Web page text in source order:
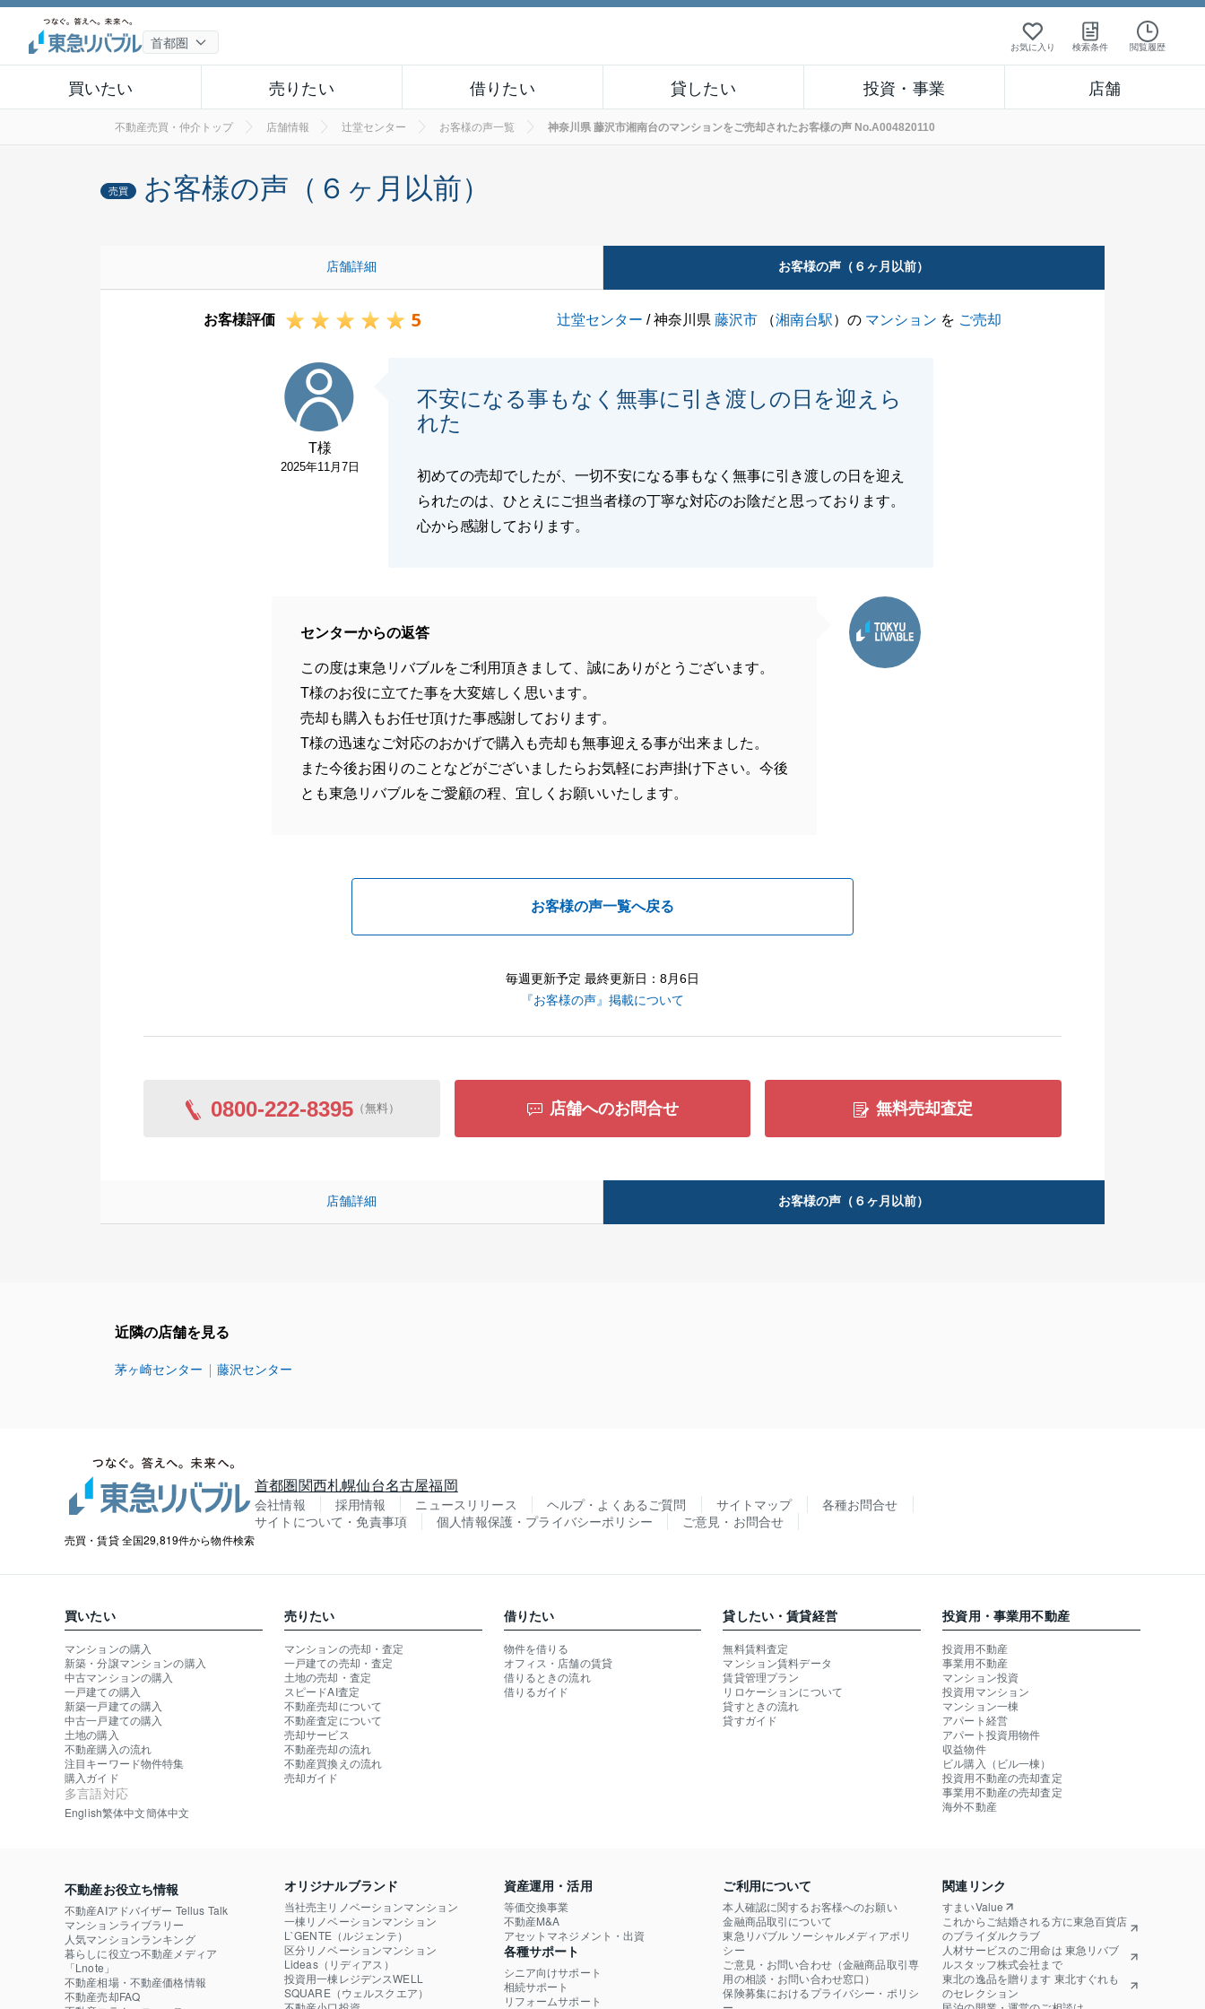
お気に入り 検索条件 閲覧履歴
買いたい 売りたい 借りたい 貸したい 投資・事業 店舗
不動産売買・仲介トップ 店舗情報 辻堂センター お客様の声一覧 神奈川県 藤沢市湘南台のマンションをご売却されたお客様の声 No.A004820110
売買 お客様の声（６ヶ月以前）
店舗詳細 お客様の声（６ヶ月以前）
お客様評価 5 辻堂センター / 神奈川県藤沢市 （湘南台駅）の マンション を ご売却
T様
2025年11月7日
不安になる事もなく無事に引き渡しの日を迎えら
れた
初めての売却でしたが、一切不安になる事もなく無事に引き渡しの日を迎え
られたのは、ひとえにご担当者様の丁寧な対応のお陰だと思っております。
心から感謝しております。
センターからの返答
この度は東急リバブルをご利用頂きまして、誠にありがとうございます。
T様のお役に立てた事を大変嬉しく思います。
売却も購入もお任せ頂けた事感謝しております。
T様の迅速なご対応のおかげで購入も売却も無事迎える事が出来ました。
また今後お困りのことなどがございましたらお気軽にお声掛け下さい。今後
とも東急リバブルをご愛顧の程、宜しくお願いいたします。
お客様の声一覧へ戻る
毎週更新予定 最終更新日：8月6日
『お客様の声』掲載について
0800-222-8395 （無料） 店舗へのお問合せ 無料売却査定
店舗詳細 お客様の声（６ヶ月以前）
近隣の店舗を見る
茅ヶ崎センター 藤沢センター
売買・賃貸 全国29,819件から物件検索
首都圏関西札幌仙台名古屋福岡
会社情報 採用情報 ニュースリリース ヘルプ・よくあるご質問 サイトマップ
各種お問合せ
サイトについて・免責事項
個人情報保護・プライバシーポリシー ご意見・お問合せ
買いたい
マンションの購入
新築・分譲マンションの購入
中古マンションの購入
一戸建ての購入
新築一戸建ての購入
中古一戸建ての購入
土地の購入
不動産購入の流れ
注目キーワード物件特集
購入ガイド
多言語対応
English繁体中文簡体中文
売りたい
マンションの売却・査定
一戸建ての売却・査定
土地の売却・査定
スピードAI査定
不動産売却について
不動産査定について
売却サービス
不動産売却の流れ
不動産買換えの流れ
売却ガイド
借りたい
物件を借りる
オフィス・店舗の賃貸
借りるときの流れ
借りるガイド
貸したい・賃貸経営
無料賃料査定
マンション賃料データ
賃貸管理プラン
リロケーションについて
貸すときの流れ
貸すガイド
投資用・事業用不動産
投資用不動産
事業用不動産
マンション投資
投資用マンション
マンション一棟
アパート経営
アパート投資用物件
収益物件
ビル購入（ビル一棟）
投資用不動産の売却査定
事業用不動産の売却査定
海外不動産
不動産お役立ち情報
不動産AIアドバイザー Tellus Talk
マンションライブラリー
人気マンションランキング
暮らしに役立つ不動産メディア
「Lnote」
不動産相場・不動産価格情報
不動産売却FAQ
オリジナルブランド
当社売主リノベーションマンション
一棟リノベーションマンション
L`GENTE（ルジェンテ）
区分リノベーションマンション
Lideas（リディアス）
投資用一棟レジデンスWELL
SQUARE（ウェルスクエア）
資産運用・活用
等価交換事業
不動産M&A
アセットマネジメント・出資
各種サポート
シニア向けサポート
相続サポート
リフォームサポート
ご利用について
本人確認に関するお客様へのお願い
金融商品取引について
東急リバブル ソーシャルメディアポリ
シー
ご意見・お問い合わせ（金融商品取引専
用の相談・お問い合わせ窓口）
保険募集におけるプライバシー・ポリシ
関連リンク
すまいValue
これからご結婚される方に東急百貨店
のブライダルクラブ
人材サービスのご用命は 東急リバブ
ルスタッフ株式会社まで
東北の逸品を贈ります 東北すぐれも
のセレクション